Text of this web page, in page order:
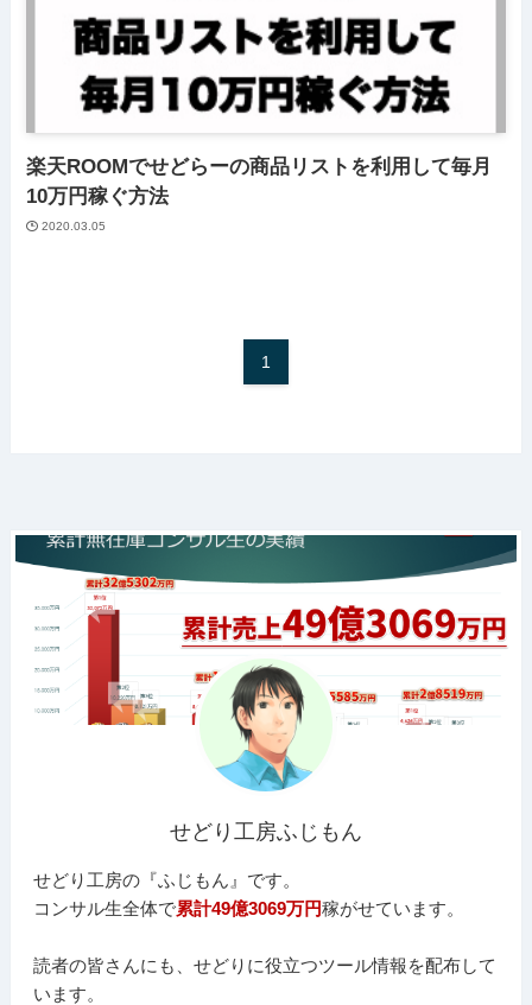
楽天ROOMでせどらーの商品リストを利用して毎月
10万円稼ぐ方法
2020.03.05
1
せどり工房ふじもん
せどり工房の『ふじもん』です。
コンサル生全体で累計49億3069万円稼がせています。
読者の皆さんにも、せどりに役立つツール情報を配布して
います。